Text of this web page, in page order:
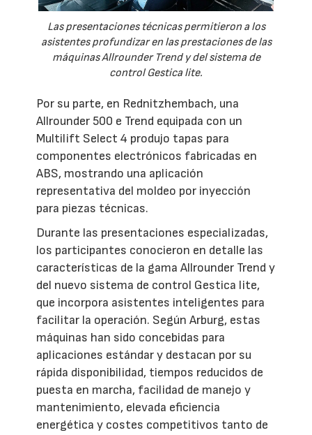
Las presentaciones técnicas permitieron a los
asistentes profundizar en las prestaciones de las
máquinas Allrounder Trend y del sistema de
control Gestica lite.
Por su parte, en Rednitzhembach, una
Allrounder 500 e Trend equipada con un
Multilift Select 4 produjo tapas para
componentes electrónicos fabricadas en
ABS, mostrando una aplicación
representativa del moldeo por inyección
para piezas técnicas.
Durante las presentaciones especializadas,
los participantes conocieron en detalle las
características de la gama Allrounder Trend y
del nuevo sistema de control Gestica lite,
que incorpora asistentes inteligentes para
facilitar la operación. Según Arburg, estas
máquinas han sido concebidas para
aplicaciones estándar y destacan por su
rápida disponibilidad, tiempos reducidos de
puesta en marcha, facilidad de manejo y
mantenimiento, elevada eficiencia
energética y costes competitivos tanto de